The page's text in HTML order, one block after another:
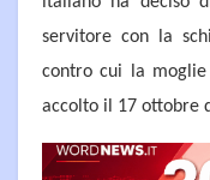
servitore con la
contro cui la
accolto il 17 ottobre